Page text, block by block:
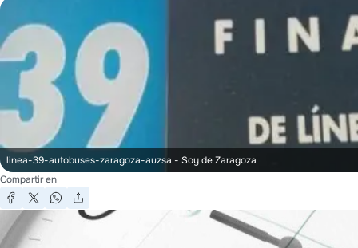
linea-39-autobuses-zaragoza-auzsa - Soy de Zaragoza
Compartir en